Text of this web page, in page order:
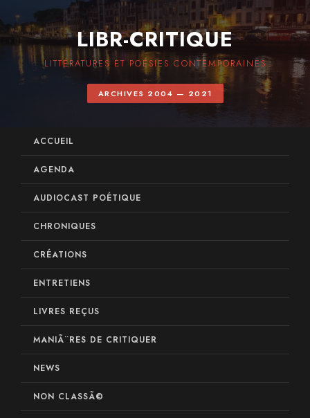
LIBR-CRITIQUE
LITTÉRATURES ET POÉSIES CONTEMPORAINES
ARCHIVES 2004 — 2021
ACCUEIL
AGENDA
AUDIOCAST POÉTIQUE
CHRONIQUES
CRÉATIONS
ENTRETIENS
LIVRES REÇUS
MANIÃ¨RES DE CRITIQUER
NEWS
NON CLASSÃ©